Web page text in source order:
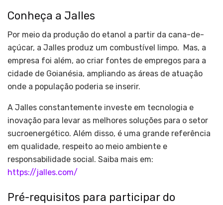
Conheça a Jalles
Por meio da produção do etanol a partir da cana-de-
açúcar, a Jalles produz um combustível limpo. Mas, a
empresa foi além, ao criar fontes de empregos para a
cidade de Goianésia, ampliando as áreas de atuação
onde a população poderia se inserir.
A Jalles constantemente investe em tecnologia e
inovação para levar as melhores soluções para o setor
sucroenergético. Além disso, é uma grande referência
em qualidade, respeito ao meio ambiente e
responsabilidade social. Saiba mais em:
https://jalles.com/
Pré-requisitos para participar do